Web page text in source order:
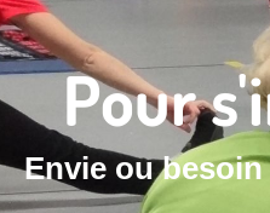
Pour
Envie ou